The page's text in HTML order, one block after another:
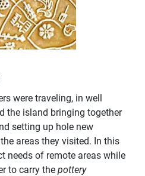
were traveling, in well
the island bringing together
setting up hole new
areas they visited. In this
needs of remote areas while
to carry the pottery